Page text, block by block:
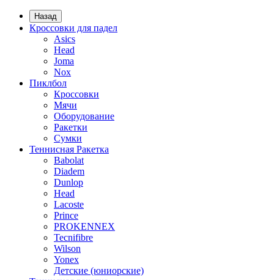
Назад
Кроссовки для падел
Asics
Head
Joma
Nox
Пиклбол
Кроссовки
Мячи
Оборудование
Ракетки
Сумки
Теннисная Ракетка
Babolat
Diadem
Dunlop
Head
Lacoste
Prince
PROKENNEX
Tecnifibre
Wilson
Yonex
Детские (юниорские)